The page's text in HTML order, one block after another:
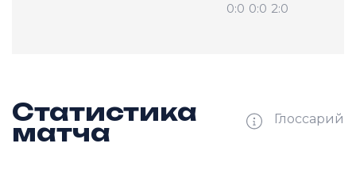
0:0 0:0 2:0
Статистика
матча Глоссарий